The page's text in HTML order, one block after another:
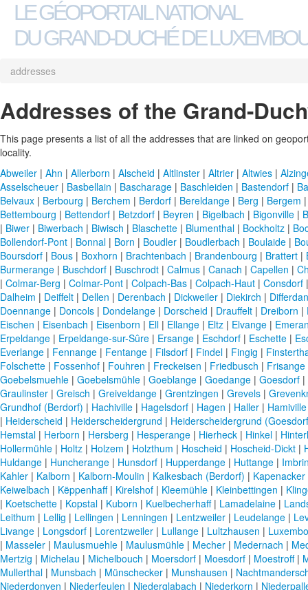
LE GÉOPORTAIL NATIONAL
DU GRAND-DUCHÉ DE
addresses
Addresses of the Grand-
This page presents a list of all the addresses that are linked on
locality.
Abweiler | Ahn | Allerborn | Alscheid | Altlinster | Altrier | Altwies |
Asselscheuer | Basbellain | Bascharage | Baschleiden | Bastendorf |
Belvaux | Berbourg | Berchem | Berdorf | Bereldange | Berg | Bergem
Bettembourg | Bettendorf | Betzdorf | Beyren | Bigelbach | Bigonville |
| Biwer | Biwerbach | Biwisch | Blaschette | Blumenthal | Bockholtz |
Bollendorf-Pont | Bonnal | Born | Boudler | Boudlerbach | Boulaide |
Boursdorf | Bous | Boxhorn | Brachtenbach | Brandenbourg | Brattert |
Burmerange | Buschdorf | Buschrodt | Calmus | Canach | Capellen |
| Colmar-Berg | Colmar-Pont | Colpach-Bas | Colpach-Haut | Consdorf
Dalheim | Deiffelt | Dellen | Derenbach | Dickweiler | Diekirch |
Doennange | Doncols | Dondelange | Dorscheid | Drauffelt | Dreiborn |
Eischen | Eisenbach | Eisenborn | Ell | Ellange | Eltz | Elvange |
Erpeldange | Erpeldange-sur-Sûre | Ersange | Eschdorf | Eschette |
Everlange | Fennange | Fentange | Filsdorf | Findel | Fingig |
Folschette | Fossenhof | Fouhren | Freckeisen | Friedbusch | Frisange
Goebelsmuehle | Goebelsmühle | Goeblange | Goedange | Goesdorf |
Graulinster | Greisch | Greiveldange | Grentzingen | Grevels |
Grundhof (Berdorf) | Hachiville | Hagelsdorf | Hagen | Haller | Hamiville
| Heiderscheid | Heiderscheidergrund | Heiderscheidergrund
Hemstal | Herborn | Hersberg | Hesperange | Hierheck | Hinkel |
Hollermühle | Holtz | Holzem | Holzthum | Hoscheid | Hoscheid-Dickt |
Huldange | Huncherange | Hunsdorf | Hupperdange | Huttange |
Kahler | Kalborn | Kalborn-Moulin | Kalkesbach (Berdorf) | Kapenacker
Keiwelbach | Këppenhaff| Kirelshof | Kleemühle | Kleinbettingen |
| Koetschette | Kopstal | Kuborn | Kuelbecherhaff| Lamadelaine |
Leithum | Lellig | Lellingen | Lenningen | Lentzweiler | Leudelange |
Livange | Longsdorf | Lorentzweiler | Lullange | Lultzhausen |
| Masseler | Maulusmuehle | Maulusmühle | Mecher | Medernach |
Mertzig | Michelau | Michelbouch | Moersdorf | Moesdorf | Moestroff|
Mullerthal | Munsbach | Münschecker | Munshausen |
Niederdonven | Niederfeulen | Niederglabach | Niederkorn |